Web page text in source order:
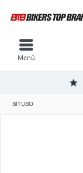
Menü
BITUBO